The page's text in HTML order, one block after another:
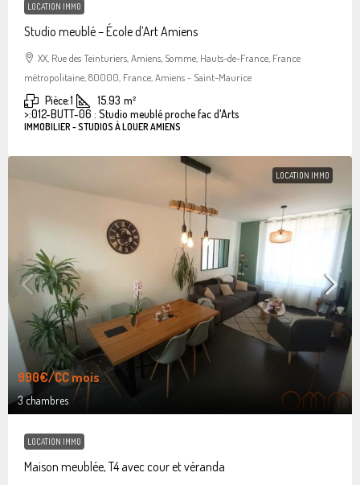
LOCATION IMMO
Studio meublé – École d’Art Amiens
XX, Rue des Teinturiers, Amiens, Somme, Hauts-de-France, France
métropolitaine, 80000, France, Amiens - Saint-Maurice
Pièce:1 15.93 m²
>:012-BUTT-06 : Studio meublé proche fac d'Arts
IMMOBILIER - STUDIOS À LOUER AMIENS
LOCATION IMMO
990€/CC mois
3 chambres
LOCATION IMMO
Maison meublée, T4 avec cour et véranda